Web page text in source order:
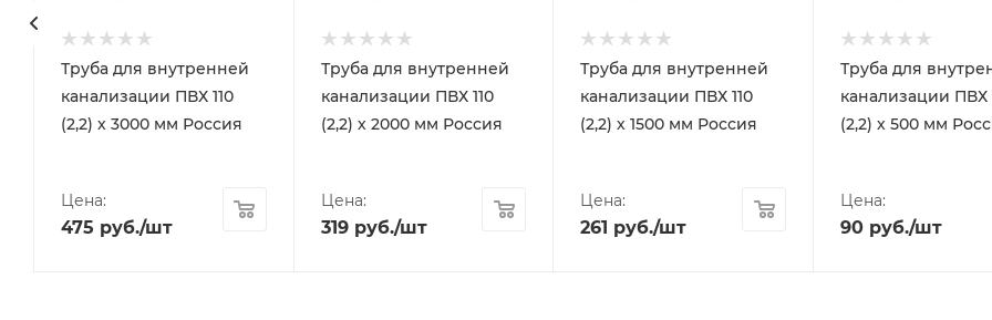
Труба для внутренней
канализации ПВХ 110
(2,2) х 3000 мм Россия
Цена:
475 руб./шт
Труба для внутренней
канализации ПВХ 110
(2,2) х 2000 мм Россия
Цена:
319руб./шт
Труба для внутренней
канализации ПВХ 110
(2,2) х 1500 мм Россия
Цена:
261 руб./шт
Труба для
канализации ПВХ
(2,2) х 500 мм
Цена:
90 руб./шт